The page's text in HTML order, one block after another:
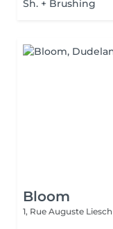
Sh. + Brushing
Bloom
1, Rue Auguste Liesch